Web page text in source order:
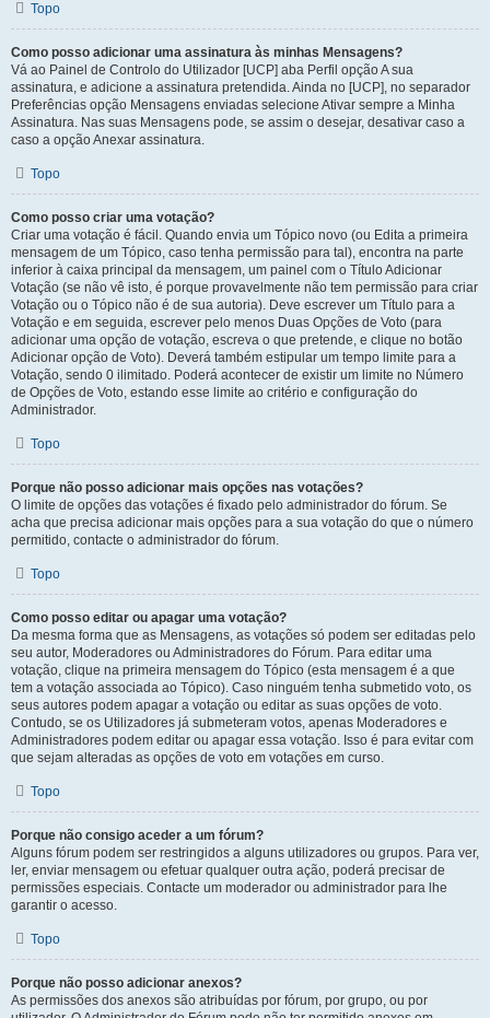
Topo
Como posso adicionar uma assinatura às minhas Mensagens?
Vá ao Painel de Controlo do Utilizador [UCP] aba Perfil opção A sua
assinatura, e adicione a assinatura pretendida. Ainda no [UCP], no separador
Preferências opção Mensagens enviadas selecione Ativar sempre a Minha
Assinatura. Nas suas Mensagens pode, se assim o desejar, desativar caso a
caso a opção Anexar assinatura.
Topo
Como posso criar uma votação?
Criar uma votação é fácil. Quando envia um Tópico novo (ou Edita a primeira
mensagem de um Tópico, caso tenha permissão para tal), encontra na parte
inferior à caixa principal da mensagem, um painel com o Título Adicionar
Votação (se não vê isto, é porque provavelmente não tem permissão para criar
Votação ou o Tópico não é de sua autoria). Deve escrever um Título para a
Votação e em seguida, escrever pelo menos Duas Opções de Voto (para
adicionar uma opção de votação, escreva o que pretende, e clique no botão
Adicionar opção de Voto). Deverá também estipular um tempo limite para a
Votação, sendo 0 ilimitado. Poderá acontecer de existir um limite no Número
de Opções de Voto, estando esse limite ao critério e configuração do
Administrador.
Topo
Porque não posso adicionar mais opções nas votações?
O limite de opções das votações é fixado pelo administrador do fórum. Se
acha que precisa adicionar mais opções para a sua votação do que o número
permitido, contacte o administrador do fórum.
Topo
Como posso editar ou apagar uma votação?
Da mesma forma que as Mensagens, as votações só podem ser editadas pelo
seu autor, Moderadores ou Administradores do Fórum. Para editar uma
votação, clique na primeira mensagem do Tópico (esta mensagem é a que
tem a votação associada ao Tópico). Caso ninguém tenha submetido voto, os
seus autores podem apagar a votação ou editar as suas opções de voto.
Contudo, se os Utilizadores já submeteram votos, apenas Moderadores e
Administradores podem editar ou apagar essa votação. Isso é para evitar com
que sejam alteradas as opções de voto em votações em curso.
Topo
Porque não consigo aceder a um fórum?
Alguns fórum podem ser restringidos a alguns utilizadores ou grupos. Para ver,
ler, enviar mensagem ou efetuar qualquer outra ação, poderá precisar de
permissões especiais. Contacte um moderador ou administrador para lhe
garantir o acesso.
Topo
Porque não posso adicionar anexos?
As permissões dos anexos são atribuídas por fórum, por grupo, ou por